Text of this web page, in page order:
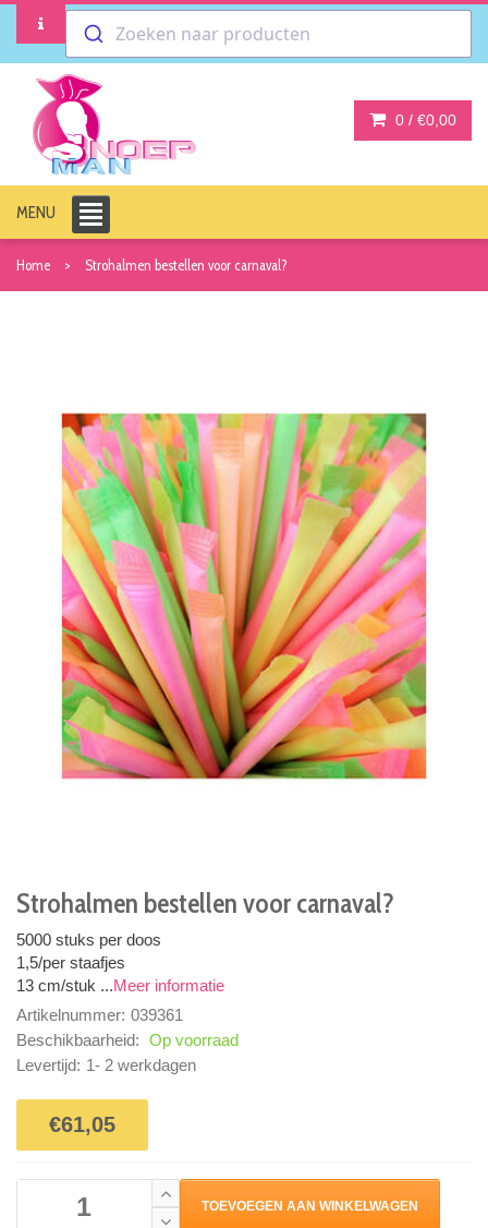
Zoeken naar producten
0 / €0,00
MENU
Home Strohalmen bestellen voor carnaval?
Strohalmen bestellen voor carnaval?
5000 stuks per doos
1,5/per staafjes
13 cm/stuk ...Meer informatie
Artikelnummer: 039361
Beschikbaarheid: Op voorraad
Levertijd: 1- 2 werkdagen
€61,05
TOEVOEGEN AAN WINKELWAGEN